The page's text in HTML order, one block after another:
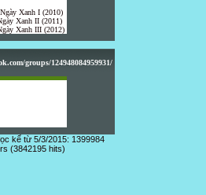
Xanh I (2010)
Xanh II (2011)
Xanh III (2012)
groups/124948084959931/
kể từ 5/3/2015: 1399984
(3842195 hits)